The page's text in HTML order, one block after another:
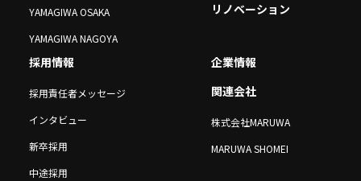
YAMAGIWA OSAKA
YAMAGIWA NAGOYA
リノベーション
採用情報
採用責任者メッセージ
インタビュー
新卒採用
中途採用
企業情報
関連会社
株式会社MARUWA
MARUWA SHOMEI